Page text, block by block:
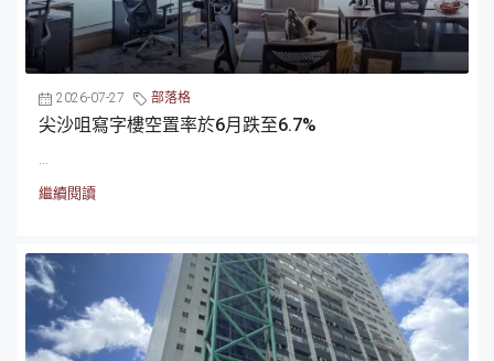
2026-07-27 部落格
尖沙咀寫字樓空置率於6月跌至6.7%
...
繼續閱讀